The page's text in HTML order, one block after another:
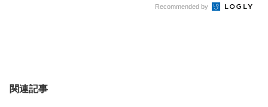
Recommended by
関連記事